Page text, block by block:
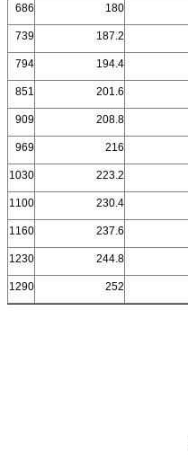
180
686
187.2
739
194.4
794
201.6
851
208.8
909
216
969
223.2
1030
230.4
1100
237.6
1160
244.8
1230
252
1290